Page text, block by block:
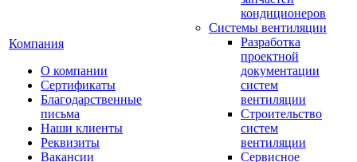
Компания
О компании
Сертификаты
Благодарственные
письма
Наши клиенты
Реквизиты
Вакансии
кондиционеров
Системы вентиляции
Разработка
проектной
документации
систем
вентиляции
Строительство
систем
вентиляции
Сервисное